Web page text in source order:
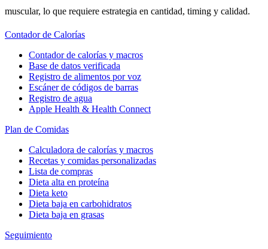
muscular, lo que requiere estrategia en cantidad, timing y calidad.
Contador de Calorías
Contador de calorías y macros
Base de datos verificada
Registro de alimentos por voz
Escáner de códigos de barras
Registro de agua
Apple Health & Health Connect
Plan de Comidas
Calculadora de calorías y macros
Recetas y comidas personalizadas
Lista de compras
Dieta alta en proteína
Dieta keto
Dieta baja en carbohidratos
Dieta baja en grasas
Seguimiento